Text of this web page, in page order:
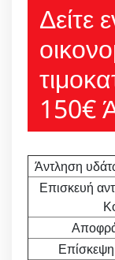
Δείτε
150€
Άντληση
Επισκευή